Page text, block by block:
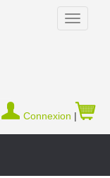
Connexion |